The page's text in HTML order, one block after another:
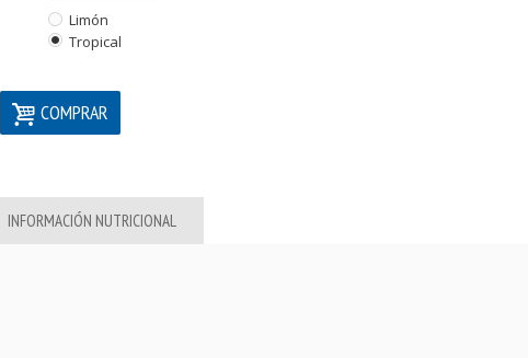
Limón
Tropical
COMPRAR
INFORMACIÓN NUTRICIONAL